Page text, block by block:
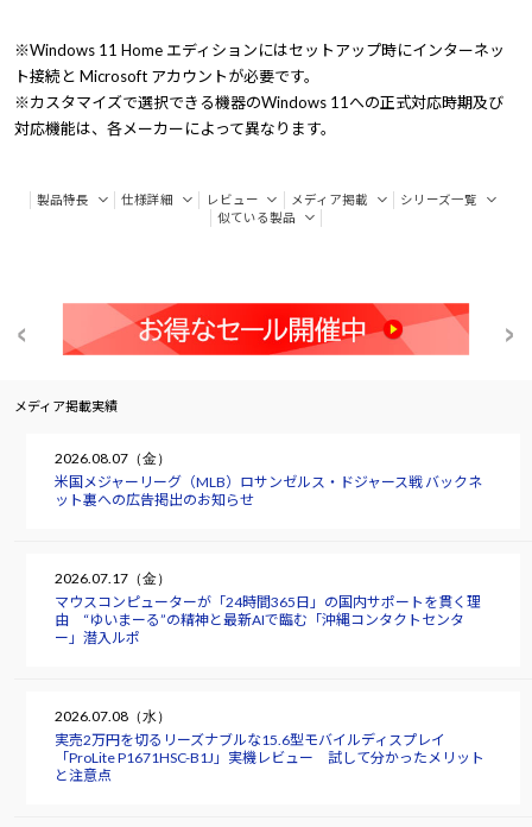
※Windows 11 Home エディションにはセットアップ時にインターネッ
ト接続と Microsoft アカウントが必要です。
※カスタマイズで選択できる機器のWindows 11への正式対応時期及び
対応機能は、各メーカーによって異なります。
製品特長 仕様詳細 レビュー メディア掲載
シリーズ一覧
似ている製品
メディア掲載実績
2026.08.07（金）
米国メジャーリーグ（MLB）ロサンゼルス・ドジャース戦 バックネ
ット裏への広告掲出のお知らせ
2026.07.17（金）
マウスコンピューターが「24時間365日」の国内サポートを貫く理
由 “ゆいまーる”の精神と最新AIで臨む「沖縄コンタクトセンタ
ー」潜入ルポ
2026.07.08（水）
実売2万円を切るリーズナブルな15.6型モバイルディスプレイ
「ProLite P1671HSC-B1J」実機レビュー 試して分かったメリット
と注意点